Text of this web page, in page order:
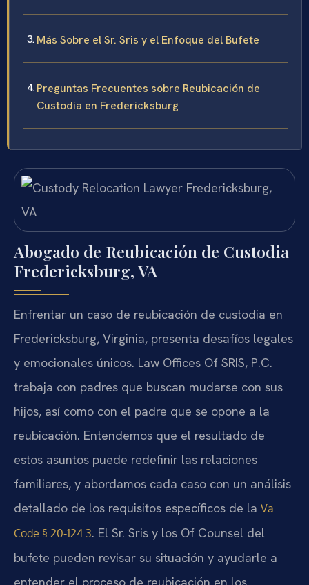
Más Sobre el Sr. Sris y el Enfoque del Bufete
Preguntas Frecuentes sobre Reubicación de
Custodia en Fredericksburg
Abogado de Reubicación de Custodia
Fredericksburg, VA
Enfrentar un caso de reubicación de custodia en
Fredericksburg, Virginia, presenta desafíos legales
y emocionales únicos. Law Offices Of SRIS, P.C.
trabaja con padres que buscan mudarse con sus
hijos, así como con el padre que se opone a la
reubicación. Entendemos que el resultado de
estos asuntos puede redefinir las relaciones
familiares, y abordamos cada caso con un análisis
detallado de los requisitos específicos de la Va.
Code § 20-124.3. El Sr. Sris y los Of Counsel del
bufete pueden revisar su situación y ayudarle a
entender el proceso de reubicación en los